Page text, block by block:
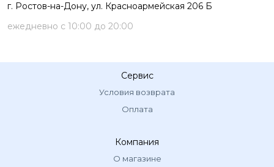
г. Ростов-на-Дону, ул. Красноармейская 206 Б
ежедневно с 10:00 до 20:00
Сервис
Условия возврата
Оплата
Компания
О магазине